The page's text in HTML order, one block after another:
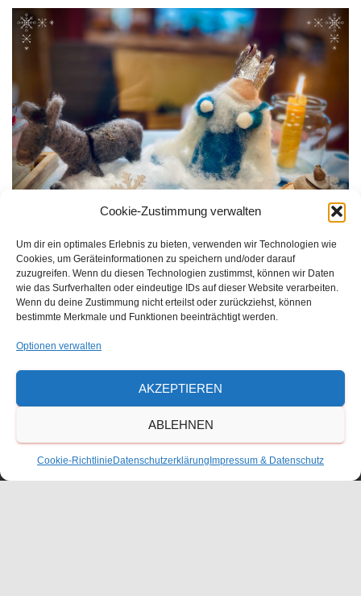
Cookie-Zustimmung verwalten
Um dir ein optimales Erlebnis zu bieten, verwenden wir Technologien wie
Cookies, um Geräteinformationen zu speichern und/oder darauf
zuzugreifen. Wenn du diesen Technologien zustimmst, können wir Daten
wie das Surfverhalten oder eindeutige IDs auf dieser Website verarbeiten.
Wenn du deine Zustimmung nicht erteilst oder zurückziehst, können
bestimmte Merkmale und Funktionen beeinträchtigt werden.
Optionen verwalten
AKZEPTIEREN
ABLEHNEN
Cookie-Richtlinie Datenschutzerklärung Impressum & Datenschutz
Größe:150 × 150 | 300 × 214 | 750 × 534 | 750 × 534
1536 ×
1094
2048 × 1458 | 360 × 240 | 2560 × 1823
Tel. 06233/60052-0